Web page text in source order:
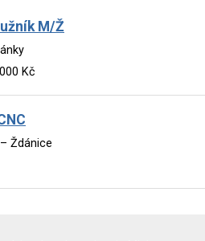
M/Ž
Kč
Ždánice